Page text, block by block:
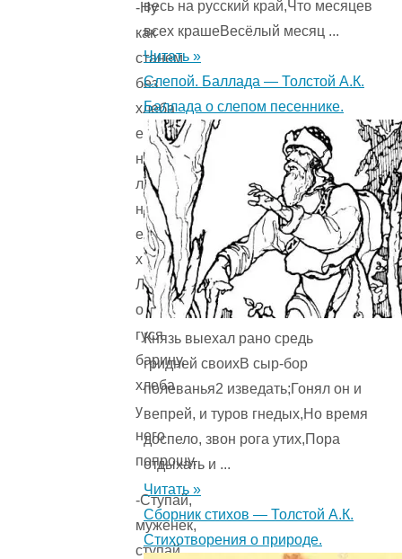
-Ну
как
станем
без
хлеба
есть,
надолго
ли
нам
его
хватит?
Лучше
отнесу
гуся
барину,
хлеба
у
него
попрошу.
-Ступай,
муженек,
ступай,
весь на русский край,Что месяцев
всех крашеВесёлый месяц ...
Читать »
Слепой. Баллада — Толстой А.К.
Баллада о слепом песеннике.
Князь выехал рано средь
гридней своихВ сыр-бор
полеванья2 изведать;Гонял он и
вепрей, и туров гнедых,Но время
доспело, звон рога утих,Пора
отдыхать и ...
Читать »
Сборник стихов — Толстой А.К.
Стихотворения о природе.